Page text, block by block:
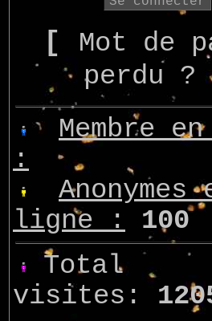
[ Mot de
perdu ?
Membre
:
Anonymes
ligne :
100
Total
visites: